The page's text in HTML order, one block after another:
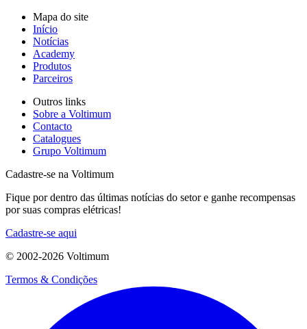
Mapa do site
Início
Notícias
Academy
Produtos
Parceiros
Outros links
Sobre a Voltimum
Contacto
Catalogues
Grupo Voltimum
Cadastre-se na Voltimum
Fique por dentro das últimas notícias do setor e ganhe recompensas
por suas compras elétricas!
Cadastre-se aqui
© 2002-2026 Voltimum
Termos & Condições